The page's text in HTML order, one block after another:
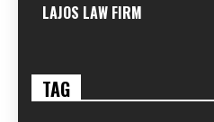
LAJOS LAW FIRM
TAG